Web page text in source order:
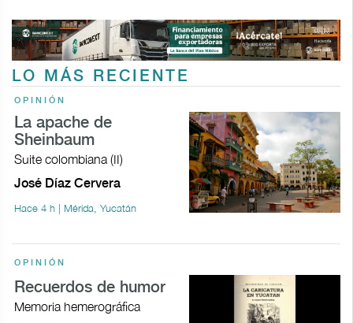
LO MÁS RECIENTE
OPINIÓN
La apache de
Sheinbaum
Suite colombiana (II)
José Díaz Cervera
Hace 4 h | Mérida, Yucatán
OPINIÓN
Recuerdos de humor
Memoria hemerográfica